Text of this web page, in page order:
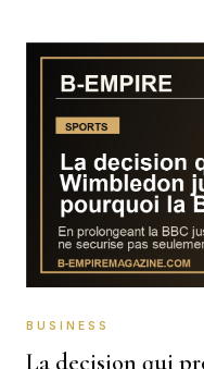
BUSINESS
La decision qui